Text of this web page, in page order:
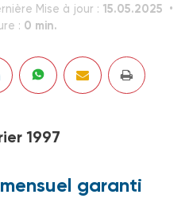
Mise à jour : 15.05.2025
: 0 min.
1997
garanti